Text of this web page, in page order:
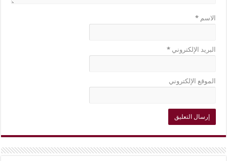
الاسم*
البريد الإلكتروني*
الموقع الإلكتروني